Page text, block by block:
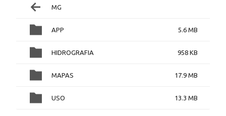
MG
APP 5.6 MB
HIDROGRAFIA 958 KB
MAPAS 17.9 MB
USO 13.3 MB